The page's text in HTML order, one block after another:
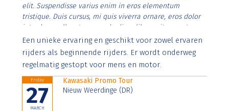
elit. Suspendisse varius enim in eros elementum
tristique. Duis cursus, mi quis viverra ornare, eros dolor
interdum nulla, ut commodo diam libero vitae erat.
Aenean faucibus nibh et justo cursus id rutrum lorem
imperdiet. Nunc ut sem vitae risus tristique posuere.
Een unieke ervaring en geschikt voor zowel ervaren
rijders als beginnende rijders. Er wordt onderweg
regelmatig gestopt voor mens en motor.
Friday
27
MARCH
Kawasaki Promo Tour
Nieuw Weerdinge (DR)